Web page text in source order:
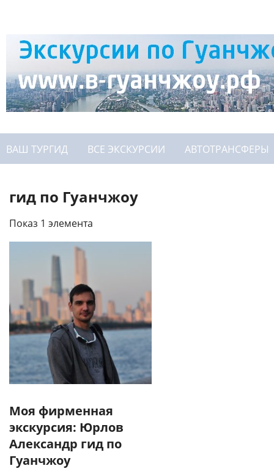
ВАШ ТУРГИД ВСЕ ЭКСКУРСИИ АВТОТРАНСФЕРЫ
гид по Гуанчжоу
Показ 1 элемента
Моя фирменная
экскурсия: Юрлов
Александр гид по
Гуанчжоу